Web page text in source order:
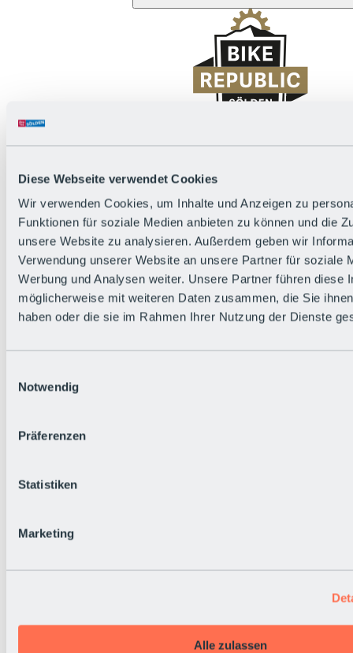
Diese Webseite verwendet Cookies
Wir verwenden Cookies, um Inhalte und Anzeigen zu
Funktionen für soziale Medien anbieten zu können und die
unsere Website zu analysieren. Außerdem geben wir
Verwendung unserer Website an unsere Partner für soziale
Werbung und Analysen weiter. Unsere Partner führen diese
möglicherweise mit weiteren Daten zusammen, die Sie
haben oder die sie im Rahmen Ihrer Nutzung der Dienste
Notwendig
Präferenzen
Statistiken
Marketing
Alle zulassen
Zurück
Die flowigste Nation der Alpen
Facts
Bürger:in werden
FAQs